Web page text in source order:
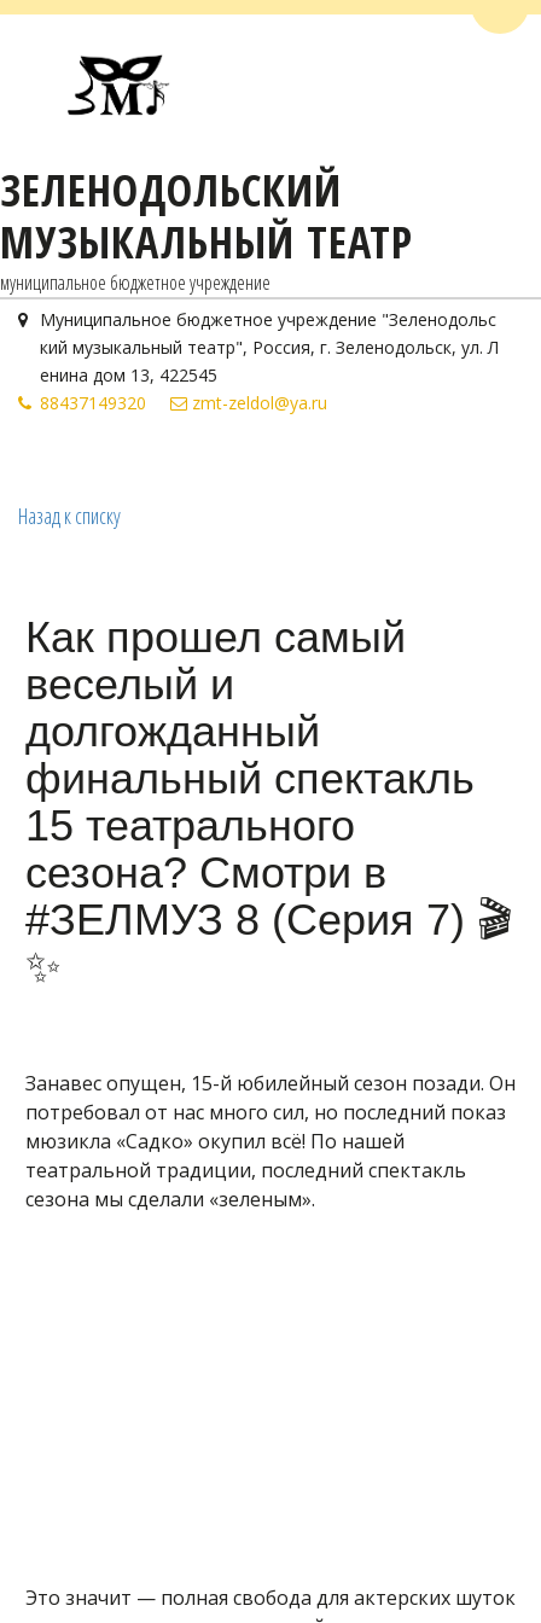
ЗЕЛЕНОДОЛЬСКИЙ
МУЗЫКАЛЬНЫЙ ТЕАТР
муниципальное бюджетное учреждение
Муниципальное бюджетное учреждение "Зеленодольс
кий музыкальный театр", Россия, г. Зеленодольск, ул. Л
енина дом 13, 422545
884371 49320 zmt-zeldol@ya.ru
Назад к списку
Как прошел самый
веселый и
долгожданный
финальный спектакль
15 театрального
сезона? Смотри в
#ЗЕЛМУЗ 8 (Серия 7) 🎬
✨
Занавес опущен, 15-й юбилейный сезон позади. Он
потребовал от нас много сил, но последний показ
мюзикла «Садко» окупил всё! По нашей
театральной традиции, последний спектакль
сезона мы сделали «зеленым».
Это значит — полная свобода для актерских шуток